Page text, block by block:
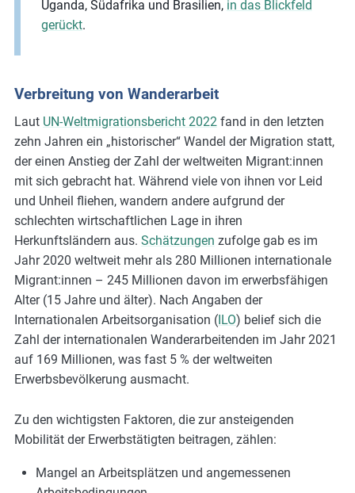
Uganda, Südafrika und Brasilien, in das Blickfeld
gerückt.
Verbreitung von Wanderarbeit
Laut UN-Weltmigrationsbericht 2022fand in den letzten
zehn Jahren ein „historischer“ Wandel der Migration statt,
der einen Anstieg der Zahl der weltweiten Migrant:innen
mit sich gebracht hat. Während viele von ihnen vor Leid
und Unheil fliehen, wandern andere aufgrund der
schlechten wirtschaftlichen Lage in ihren
Herkunftsländern aus. Schätzungen zufolge gab es im
Jahr 2020 weltweit mehr als 280 Millionen internationale
Migrant:innen – 245 Millionen davon im erwerbsfähigen
Alter (15 Jahre und älter). Nach Angaben der
Internationalen Arbeitsorganisation (ILO) belief sich die
Zahl der internationalen Wanderarbeitenden im Jahr 2021
auf 169 Millionen, was fast 5 % der weltweiten
Erwerbsbevölkerung ausmacht.
Zu den wichtigsten Faktoren, die zur ansteigenden
Mobilität der Erwerbstätigten beitragen, zählen:
Mangel an Arbeitsplätzen und angemessenen